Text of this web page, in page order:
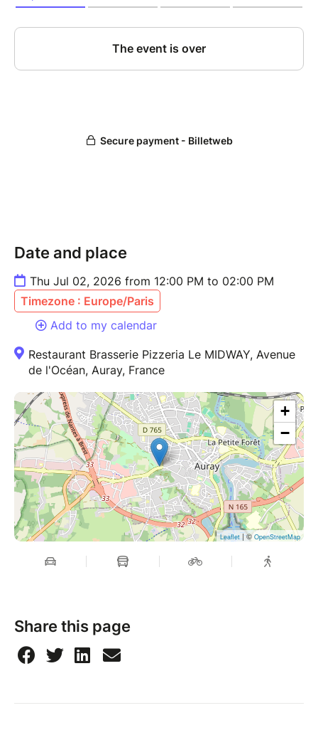
Date and place
Thu Jul 02, 2026 from 12:00 PM to 02:00 PM
Timezone : Europe/Paris
Add to my calendar
Restaurant Brasserie Pizzeria Le MIDWAY, Avenue
de l'Océan, Auray, France
+
−
Leaflet| ©OpenStreetMap
Share this page